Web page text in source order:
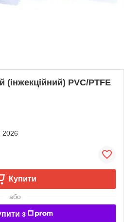
(інжекційний) PVC/PTFE
2026
Купити
або
з